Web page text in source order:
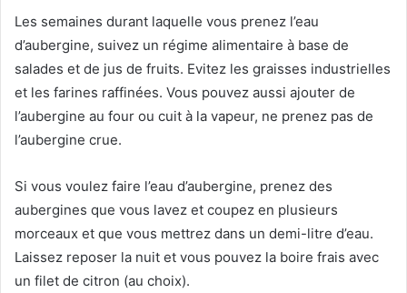
Les semaines durant laquelle vous prenez l’eau
d’aubergine, suivez un régime alimentaire à base de
salades et de jus de fruits. Evitez les graisses industrielles
et les farines raffinées. Vous pouvez aussi ajouter de
l’aubergine au four ou cuit à la vapeur, ne prenez pas de
l’aubergine crue.
Si vous voulez faire l’eau d’aubergine, prenez des
aubergines que vous lavez et coupez en plusieurs
morceaux et que vous mettrez dans un demi-litre d’eau.
Laissez reposer la nuit et vous pouvez la boire frais avec
un filet de citron (au choix).